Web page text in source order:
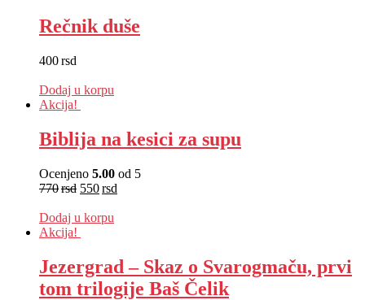
Rečnik duše
400rsd
Dodaj u korpu
Akcija!
Biblija na kesici za supu
Ocenjeno 5.00 od 5
770rsd 550rsd
Dodaj u korpu
Akcija!
Jezergrad – Skaz o Svarogmaču, prvi
tom trilogije Baš Čelik